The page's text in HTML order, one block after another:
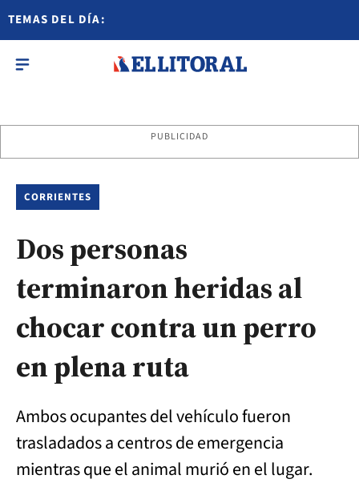
TEMAS DEL DÍA:
PUBLICIDAD
CORRIENTES
Dos personas
terminaron heridas al
chocar contra un perro
en plena ruta
Ambos ocupantes del vehículo fueron
trasladados a centros de emergencia
mientras que el animal murió en el lugar.